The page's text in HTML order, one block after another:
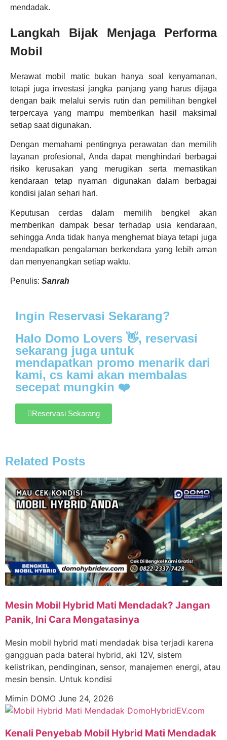
mendadak.
Langkah Bijak Menjaga Performa
Mobil
Merawat mobil matic bukan hanya soal kenyamanan,
tetapi juga investasi jangka panjang yang harus dijaga
dengan baik melalui servis rutin dan pemilihan bengkel
terpercaya yang mampu memberikan hasil maksimal
setiap saat digunakan.
Dengan memahami pentingnya perawatan dan memilih
layanan profesional, Anda dapat menghindari berbagai
risiko kerusakan yang merugikan serta memastikan
kendaraan tetap nyaman digunakan dalam berbagai
kondisi jalan sehari hari.
Keputusan cerdas dalam memilih bengkel akan
memberikan dampak besar terhadap usia kendaraan,
sehingga Anda tidak hanya menghemat biaya tetapi juga
mendapatkan pengalaman berkendara yang lebih aman
dan menyenangkan setiap waktu.
Penulis: Sanrah
Ingin Reservasi Sekarang?
Halo Domo Lovers 👋, reservasi
sekarang juga untuk
mendapatkan promo menarik dari
kami, cs kami akan membalas
secepat mungkin ❤️
Reservasi Sekarang
Related Posts
Mesin Mobil Hybrid Mati Mendadak? Jangan
Panik, Ini Cara Mengatasinya
Mesin mobil hybrid mati mendadak bisa terjadi karena
gangguan pada baterai hybrid, aki 12V, sistem
kelistrikan, pendinginan, sensor, manajemen energi, atau
mesin bensin. Untuk kondisi
Mimin DOMO June 24, 2026
Kenali Penyebab Mobil Hybrid Mati Mendadak